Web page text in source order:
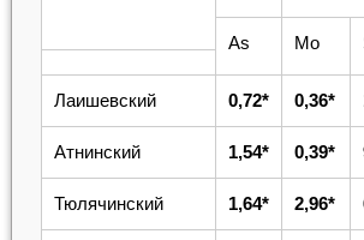
As Mo
Лаишевский 0,72* 0,36*
Атнинский 1,54* 0,39*
Тюлячинский 1,64* 2,96*